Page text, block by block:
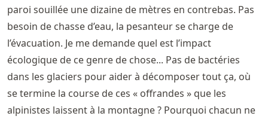
paroi souillée une dizaine de mètres en contrebas. Pas
besoin de chasse d’eau, la pesanteur se charge de
l’évacuation. Je me demande quel est l’impact
écologique de ce genre de chose... Pas de bactéries
dans les glaciers pour aider à décomposer tout ça, où
se termine la course de ces « offrandes » que les
alpinistes laissent à la montagne ? Pourquoi chacun ne